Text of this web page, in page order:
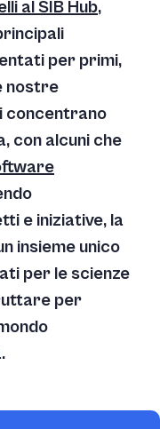
al SIB Hub,
per primi,
nostre
concentrano
con alcuni che
e iniziative, la
insieme unico
per le scienze
per